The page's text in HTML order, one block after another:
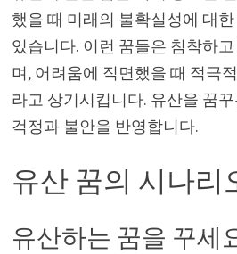
했을 때 미래의 불확실성에 대
있습니다. 이런 꿈들은 침착하
며, 어려움에 직면했을 때 적극
라고 상기시킵니다. 유산을 꿈
걱정과 불안을 반영합니다.
유산 꿈의 시나리
유산하는 꿈을 꾸세